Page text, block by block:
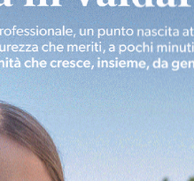
trasversale e rappresentativa
per la sua storia personale,
settimane di nascita della lista
partecipativo che ha
programma, per l’accoglienza
dalla nostra cittadina, dà
cultura della clientela e del